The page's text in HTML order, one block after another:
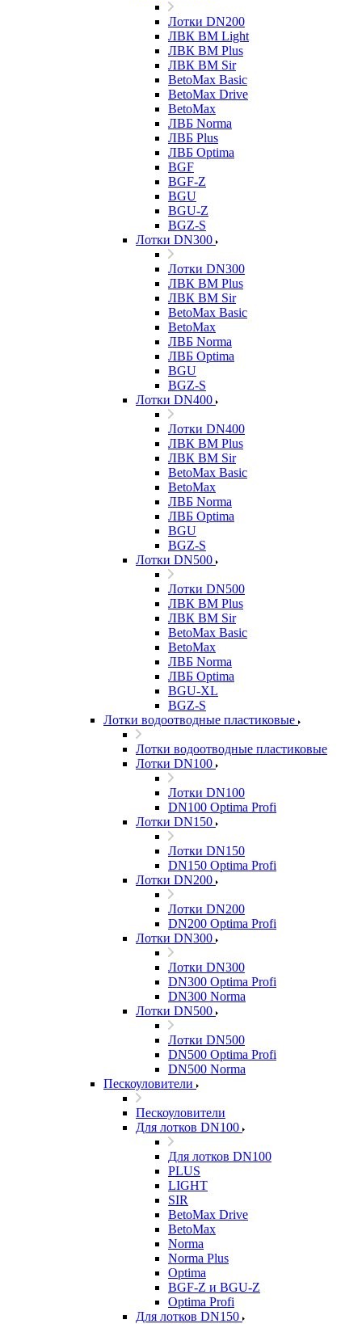
Лотки DN200
ЛВК ВМ Light
ЛВК ВМ Plus
ЛВК ВМ Sir
BetoMax Basic
BetoMax Drive
BetoMax
ЛВБ Norma
ЛВБ Plus
ЛВБ Optima
BGF
BGF-Z
BGU
BGU-Z
BGZ-S
Лотки DN300
Лотки DN300
ЛВК ВМ Plus
ЛВК ВМ Sir
BetoMax Basic
BetoMax
ЛВБ Norma
ЛВБ Optima
BGU
BGZ-S
Лотки DN400
Лотки DN400
ЛВК ВМ Plus
ЛВК ВМ Sir
BetoMax Basic
BetoMax
ЛВБ Norma
ЛВБ Optima
BGU
BGZ-S
Лотки DN500
Лотки DN500
ЛВК ВМ Plus
ЛВК ВМ Sir
BetoMax Basic
BetoMax
ЛВБ Norma
ЛВБ Optima
BGU-XL
BGZ-S
Лотки водоотводные пластиковые
Лотки водоотводные пластиковые
Лотки DN100
Лотки DN100
DN100 Optima Profi
Лотки DN150
Лотки DN150
DN150 Optima Profi
Лотки DN200
Лотки DN200
DN200 Optima Profi
Лотки DN300
Лотки DN300
DN300 Optima Profi
DN300 Norma
Лотки DN500
Лотки DN500
DN500 Optima Profi
DN500 Norma
Пескоуловители
Пескоуловители
Для лотков DN100
Для лотков DN100
PLUS
LIGHT
SIR
BetoMax Drive
BetoMax
Norma
Norma Plus
Optima
BGF-Z и BGU-Z
Optima Profi
Для лотков DN150